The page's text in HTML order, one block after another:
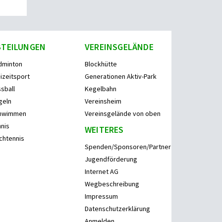
VEREINSGELÄNDE
Blockhütte
Generationen Aktiv-Park
Kegelbahn
Vereinsheim
Vereinsgelände von oben
WEITERES
Spenden/Sponsoren/Partner
Jugendförderung
Internet AG
Wegbeschreibung
Impressum
Datenschutzerklärung